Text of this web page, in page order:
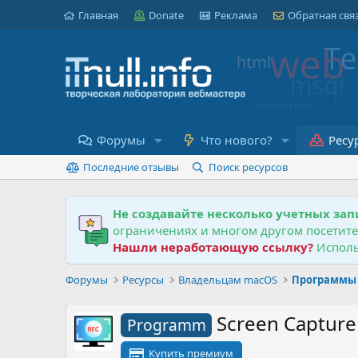
Главная Donate Реклама Обратная
Форумы Что нового?
Последние отзывы Поиск ресурсов
Не создавайте несколько учетных
ограничениях и многом другом посетите
Нашли неработающую ссылку?
Форумы Ресурсы Владельцам macOS Программы
Programm Screen
Купить премиум